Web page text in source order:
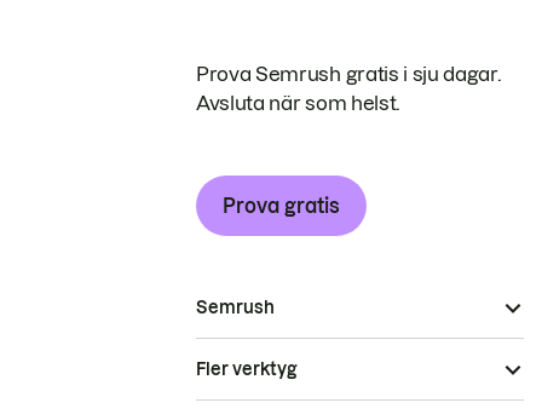
Prova Semrush gratis i sju dagar.
Avsluta när som helst.
Prova gratis
Semrush
Fler verktyg